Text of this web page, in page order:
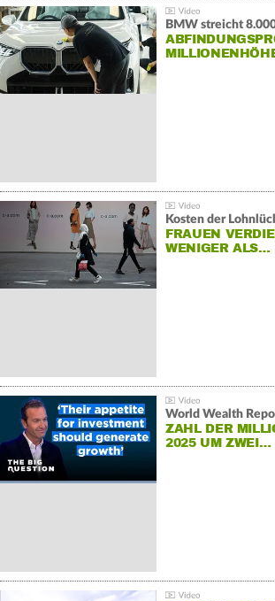
BMW streicht
Kosten der
FRAUEN
WENIGER ALS…
World Wealth
ZAHL DER
2025 UM ZWEI…